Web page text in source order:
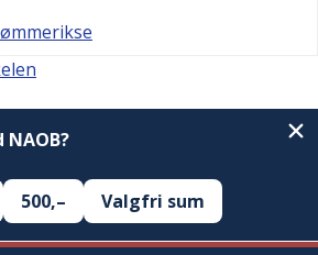
500,– Valgfri sum